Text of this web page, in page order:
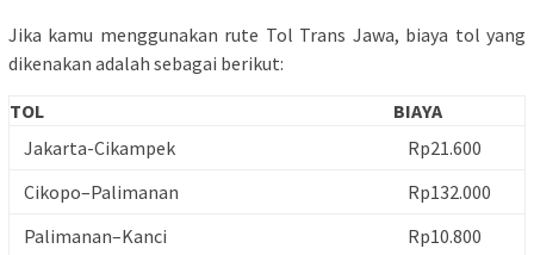
Jika kamu menggunakan rute Tol Trans Jawa, biaya tol yang
dikenakan adalah sebagai berikut:
TOL
BIAYA
Jakarta-Cikampek
Rp21.600
Cikopo–Palimanan
Rp132.000
Palimanan–Kanci
Rp10.800